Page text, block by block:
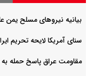
بیانیه نیروهای مسلح یمن
سنای آمریکا لایحه تحریم
مقاومت عراق پاسخ حمله